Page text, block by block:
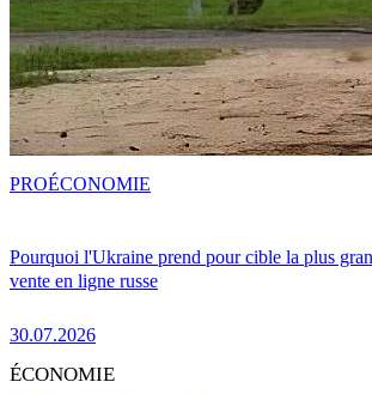
Pourquoi l'Ukraine prend pour cible la plus
vente en ligne russe
30.07.2026
PROÉCONOMIE
ÉCONOMIE